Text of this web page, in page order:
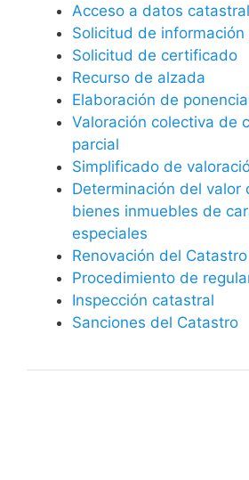
Acceso a datos
Solicitud de
Solicitud de certificado
Recurso de alzada
Elaboración de
Valoración colectiva de
parcial
Simplificado de
Determinación del valor
bienes inmuebles de
especiales
Renovación del
Procedimiento de
Inspección catastral
Sanciones del Catastro